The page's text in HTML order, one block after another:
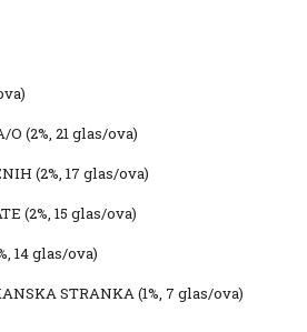
O (2%, 21 glas/ova)
(2%, 17 glas/ova)
(2%, 15 glas/ova)
14 glas/ova)
STRANKA(1%, 7 glas/ova)